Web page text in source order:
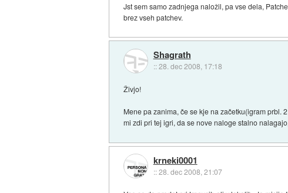
Jst sem samo zadnjega naložil, pa vse dela,
brez vseh patchev.
Shagrath
::28. dec 2008, 17:18
Živjo!
Mene pa zanima, če se kje na začetku(igram prbl.
mi zdi pri tej igri, da se nove naloge stalno
krneki0001
::28. dec 2008, 21:07